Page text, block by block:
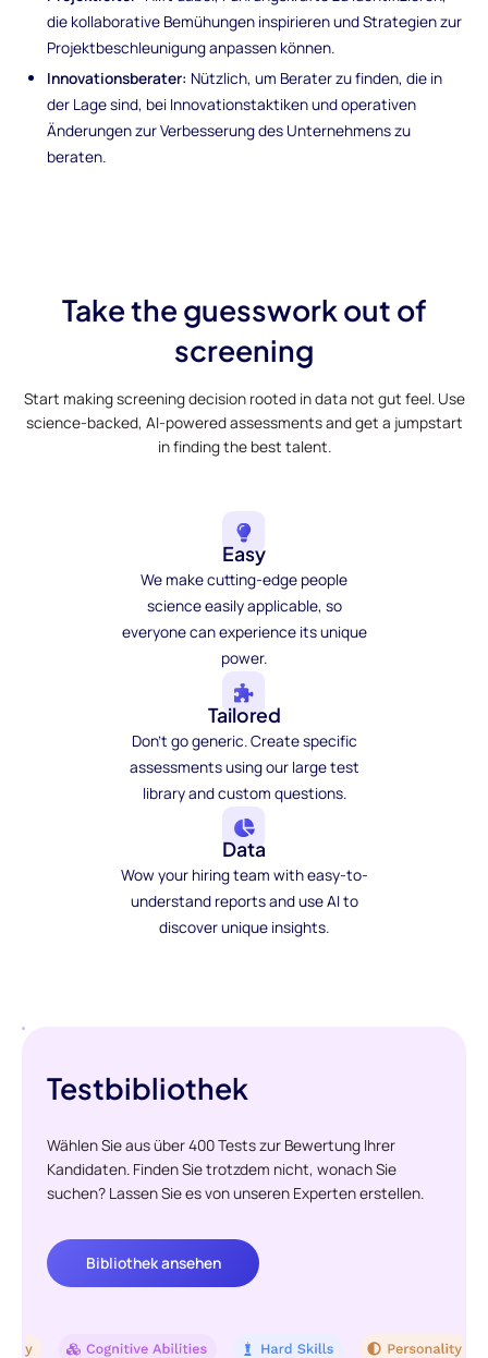
die kollaborative Bemühungen inspirieren und Strategien zur
Projektbeschleunigung anpassen können.
Innovationsberater: Nützlich, um Berater zu finden, die in
der Lage sind, bei Innovationstaktiken und operativen
Änderungen zur Verbesserung des Unternehmens zu
beraten.
Take the guesswork out of
screening
Start making screening decision rooted in data not gut feel. Use
science-backed, AI-powered assessments and get a jumpstart
in finding the best talent.
Easy
We make cutting-edge people
science easily applicable, so
everyone can experience its unique
power.
Tailored
Don't go generic. Create specific
assessments using our large test
library and custom questions.
Data
Wow your hiring team with easy-to-
understand reports and use AI to
discover unique insights.
Testbibliothek
Wählen Sie aus über 400 Tests zur Bewertung Ihrer
Kandidaten. Finden Sie trotzdem nicht, wonach Sie
suchen? Lassen Sie es von unseren Experten erstellen.
Bibliothek ansehen